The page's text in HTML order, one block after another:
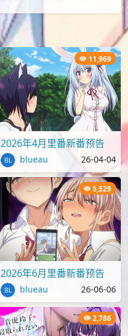
11,969
2026年4月里番新番预告
blueau 26-04-04
5,529
2026年6月里番新番预告
blueau 26-06-06
2,786